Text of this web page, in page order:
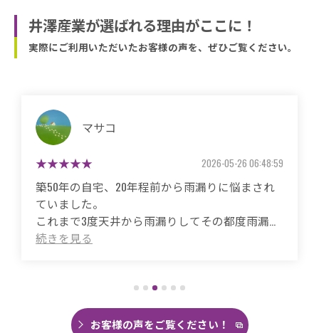
井澤産業が選ばれる理由がここに！
実際にご利用いただいたお客様の声を、ぜひご覧ください。
マサコ
2026-05-26 06:48:59
築50年の自宅、20年程前から雨漏りに悩まされ
ていました。
これまで3度天井から雨漏りしてその都度雨漏り
箇所は修繕してもらいましたがスッキリ直った
がなく雨の日は憂鬱で仕方ありませんでした。
今回は絶対に原因を特定して修繕してほしいと
思い毎日口コミを見て井澤産業さんにたどり着
お客様の声をご覧ください！